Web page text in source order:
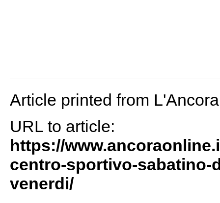
Article printed from
URL to article:
https://
centro-sportivo-sabatino-
venerdi/